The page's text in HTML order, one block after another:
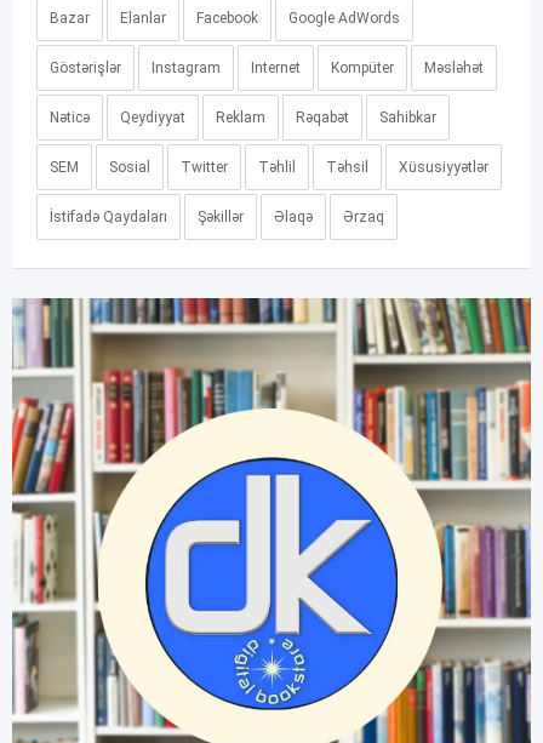
Bazar Elanlar Facebook Google AdWords
Göstərişlər Instagram Internet Kompüter Məsləhət
Nəticə Qeydiyyat Reklam Rəqabət Sahibkar
SEM Sosial Twitter Təhlil Təhsil Xüsusiyyətlər
İstifadə Qaydaları Şəkillər Əlaqə Ərzaq